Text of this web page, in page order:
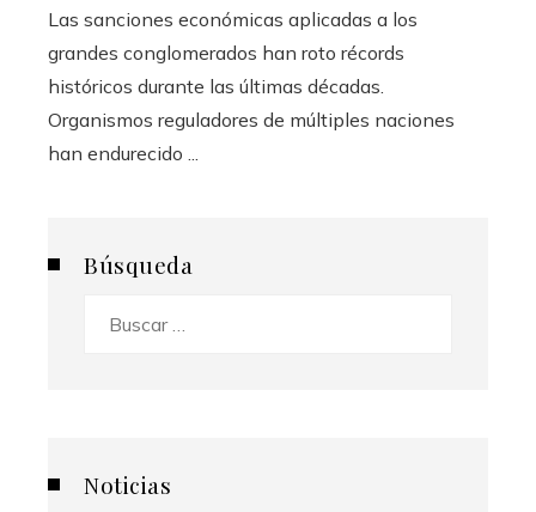
Las sanciones económicas aplicadas a los
grandes conglomerados han roto récords
históricos durante las últimas décadas.
Organismos reguladores de múltiples naciones
han endurecido ...
Búsqueda
Noticias